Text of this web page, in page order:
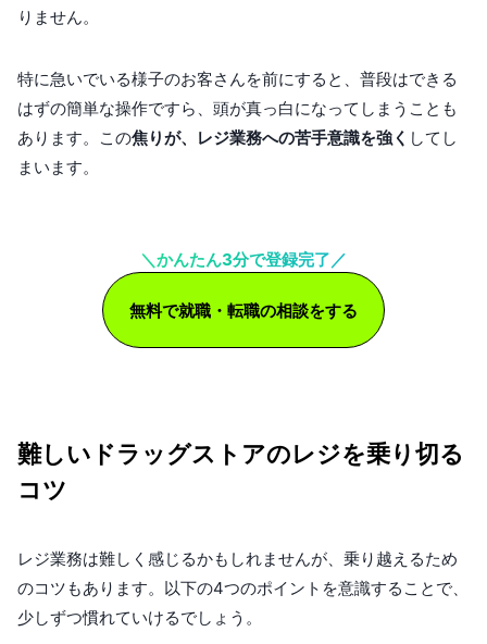
りません。
特に急いでいる様子のお客さんを前にすると、普段はできる
はずの簡単な操作ですら、頭が真っ白になってしまうことも
あります。この焦りが、レジ業務への苦手意識を強く してし
まいます。
＼かんたん3分で登録完了／
無料で就職・転職の相談をする
難しいドラッグストアのレジを乗り切る
コツ
レジ業務は難しく感じるかもしれませんが、乗り越えるため
のコツもあります。以下の4つのポイントを意識することで、
少しずつ慣れていけるでしょう。